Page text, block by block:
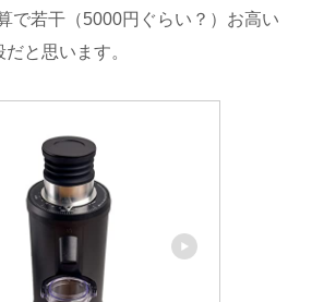
で若干（5000円ぐらい？）お高い
と思います。